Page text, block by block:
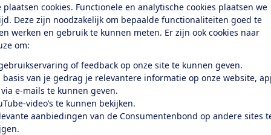
plaatsen cookies. Functionele en analytische cookies plaatsen we
Deze zijn noodzakelijk om bepaalde functionaliteiten goed te
werken en gebruik te kunnen meten. Er zijn ook cookies naar
om:
of feedback op onze site te kunnen geven.
basis van je gedrag je relevantere informatie op onze website,
e-mails te kunnen geven.
video’s te kunnen bekijken.
aanbiedingen van de Consumentenbond op andere sites
en schalen schoon en droog,
dichtbij...